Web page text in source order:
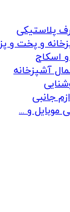
پلاستیکی
و پخت و پز
اسکاج
آشپزخانه
جانبی
موبایل و ...